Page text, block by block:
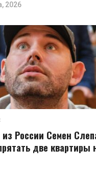
2026
России Семен
две квартиры